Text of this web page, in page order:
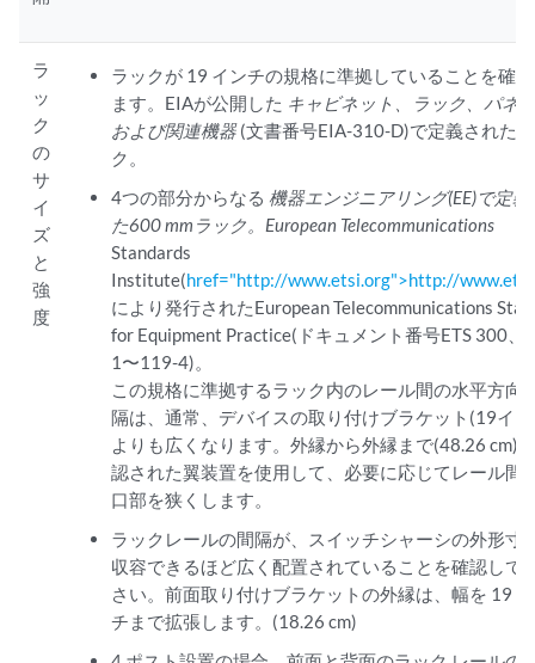
ラ
ッ
ク
の
サ
イ
ズ
と
強
度
ラックが 19 インチの規格に準拠していることを確
ます。EIAが公開した キャビネット、ラック、パネ
および関連機器(文書番号EIA-310-D)で定義された
ク。
4つの部分からなる 機器エンジニアリング(EE)で定
た600 mmラック。European Telecommunications
Standards
Institute(href="http://www.etsi.org">http://
により発行されたEuropean Telecommunications
for Equipment Practice(ドキュメント番号ETS 300、
1〜119-4)。
この規格に準拠するラック内のレール間の水平方向
隔は、通常、デバイスの取り付けブラケット(19イ
よりも広くなります。外縁から外縁まで(48.26 cm)
認された翼装置を使用して、必要に応じてレール間
口部を狭くします。
ラックレールの間隔が、スイッチシャーシの外形寸
収容できるほど広く配置されていることを確認して
さい。前面取り付けブラケットの外縁は、幅を 19
チまで拡張します。(18.26 cm)